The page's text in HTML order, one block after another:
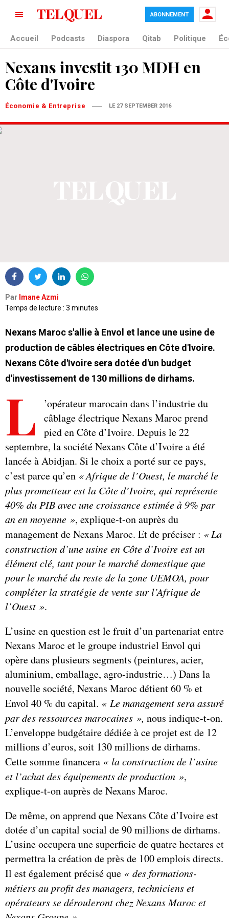
ABONNEMENT
Accueil Podcasts Diaspora Qitab Politique
Nexans investit 130 MDH en
Côte d'Ivoire
Économie & Entreprise LE 27 SEPTEMBER 2016
Par Imane Azmi
Temps de lecture : 3 minutes
Nexans Maroc s'allie à Envol et lance une usine de
production de câbles électriques en Côte d'Ivoire.
Nexans Côte d'Ivoire sera dotée d'un budget
d'investissement de 130 millions de dirhams.
L
’opérateur marocain dans l’industrie du
câblage électrique Nexans Maroc prend
pied en Côte d’Ivoire. Depuis le 22
septembre, la société Nexans Côte d’Ivoire a été
lancée à Abidjan. Si le choix a porté sur ce pays,
c’est parce qu’en «Afrique de l’Ouest, le marché le
plus prometteur est la Côte d’Ivoire, qui représente
40% du PIB avec une croissance estimée à 9% par
an en moyenne », explique-t-on auprès du
management de Nexans Maroc. Et de préciser : « La
construction d’une usine en Côte d’Ivoire est un
élément clé, tant pour le marché domestique que
pour le marché du reste de la zone UEMOA, pour
compléter la stratégie de vente sur l’Afrique de
l’Ouest ».
L’usine en question est le fruit d’un partenariat entre
Nexans Maroc et le groupe industriel Envol qui
opère dans plusieurs segments (peintures, acier,
aluminium, emballage, agro-industrie…) Dans la
nouvelle société, Nexans Maroc détient 60 % et
Envol 40 % du capital. « Le management sera assuré
par des ressources marocaines », nous indique-t-on.
L’enveloppe budgétaire dédiée à ce projet est de 12
millions d’euros, soit 130 millions de dirhams.
Cette somme financera « la construction de l’usine
et l’achat des équipements de production »,
explique-t-on auprès de Nexans Maroc.
De même, on apprend que Nexans Côte d’Ivoire est
dotée d’un capital social de 90 millions de dirhams.
L’usine occupera une superficie de quatre hectares et
permettra la création de près de 100 emplois directs.
Il est également précisé que « des formations-
métiers au profit des managers, techniciens et
opérateurs se dérouleront chez Nexans Maroc et